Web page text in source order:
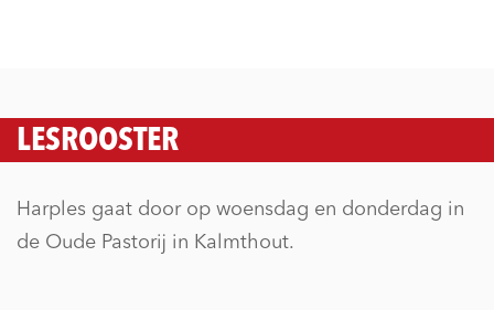
LESROOSTER
Harples gaat door op woensdag en donderdag in
de Oude Pastorij in Kalmthout.